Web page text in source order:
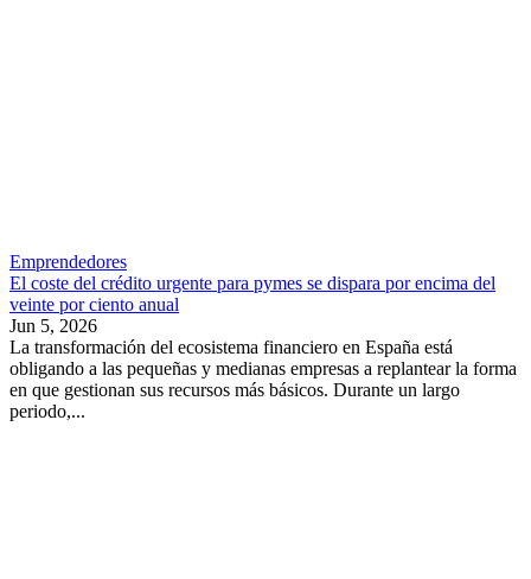
Emprendedores
El coste del crédito urgente para pymes se dispara por encima del
veinte por ciento anual
Jun 5, 2026
La transformación del ecosistema financiero en España está
obligando a las pequeñas y medianas empresas a replantear la forma
en que gestionan sus recursos más básicos. Durante un largo
periodo,...